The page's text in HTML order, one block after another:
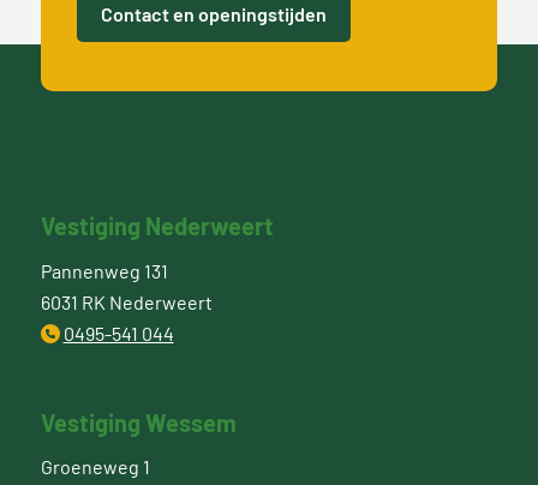
Contact en openingstijden
Vestiging Nederweert
Pannenweg 131
6031 RK Nederweert
0495-541 044
Vestiging Wessem
Groeneweg 1